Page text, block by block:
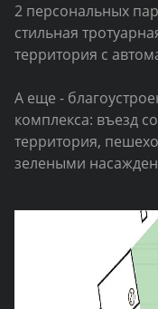
2 персональных
стильная
территория с
А еще -
комплекса: въезд
территория,
зелеными